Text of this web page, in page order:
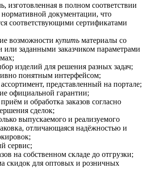
изготовленная в полном соответствии
документации, что
соответствующими сертификатами
возможности купить материалы со
или заданными заказчиком параметрами
изделий для решения разных задач;
понятным интерфейсом;
ассортимент, представленный на портале;
официальной гарантии;
и обработка заказов согласно
сделок;
выпускаемого и реализуемого
отличающаяся надёжностью и
сервис;
на собственном складе до отгрузки;
скидок для оптовых и розничных